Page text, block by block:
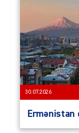
30.07.2026
Ermənistan